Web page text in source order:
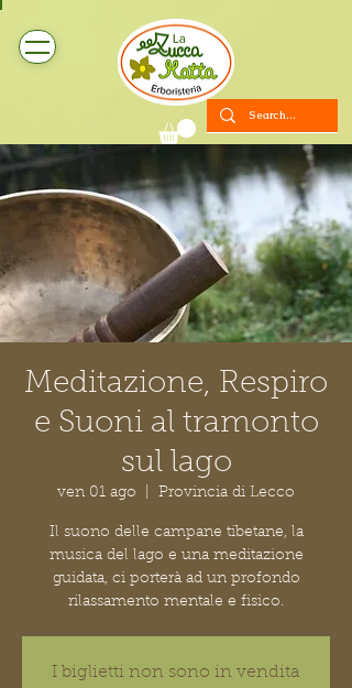
Meditazione, Respiro
e Suoni al tramonto
sul lago
ven 01 ago Provincia di Lecco
Il suono delle campane tibetane, la
musica del lago e una meditazione
guidata, ci porterà ad un profondo
rilassamento mentale e fisico.
I biglietti non sono in vendita